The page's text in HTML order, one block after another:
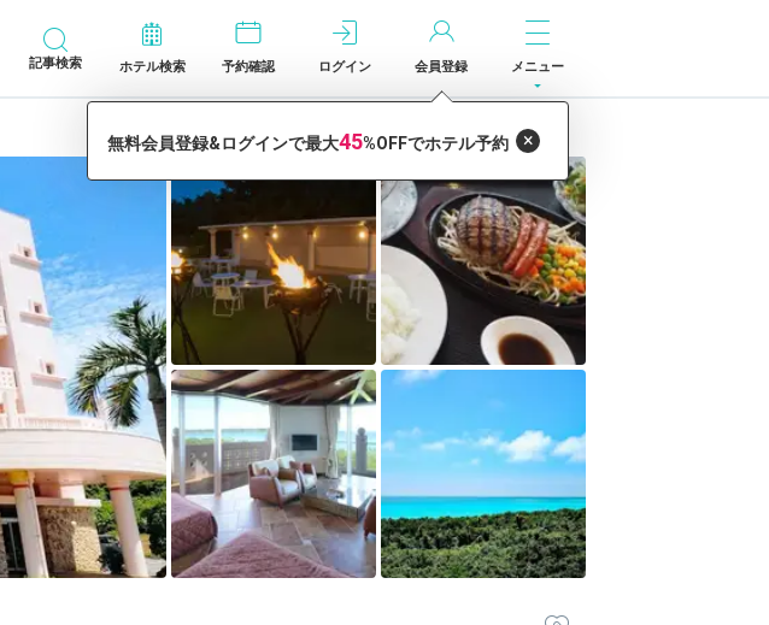
記事検索 ホテル検索 予約確認 ログイン 会員登録 メニュー